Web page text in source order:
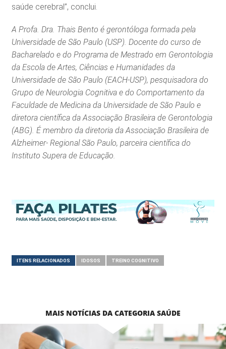
saúde cerebral”, conclui.
A Profa. Dra. Thais Bento é gerontóloga formada pela
Universidade de São Paulo (USP). Docente do curso de
Bacharelado e do Programa de Mestrado em Gerontologia
da Escola de Artes, Ciências e Humanidades da
Universidade de São Paulo (EACH-USP), pesquisadora do
Grupo de Neurologia Cognitiva e do Comportamento da
Faculdade de Medicina da Universidade de São Paulo e
diretora científica da Associação Brasileira de Gerontologia
(ABG). É membro da diretoria da Associação Brasileira de
Alzheimer- Regional São Paulo, parceira científica do
Instituto Supera de Educação.
ITENS RELACIONADOS IDOSOS TREINO COGNITIVO
MAIS NOTÍCIAS DA CATEGORIA SAÚDE